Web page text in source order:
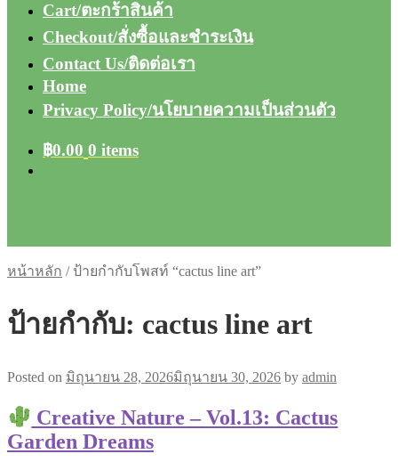
Cart/ตะกร้าสินค้า
Checkout/สั่งซื้อและชำระเงิน
Contact Us/ติดต่อเรา
Home
Privacy Policy/นโยบายความเป็นส่วนตัว
฿0.00 0 items
หน้าหลัก / ป้ายกำกับโพสท์ “cactus line art”
ป้ายกำกับ: cactus line art
Posted on มิถุนายน 28, 2026มิถุนายน 30, 2026 by admin
Creative Nature – Vol.13: Cactus
Garden Dreams